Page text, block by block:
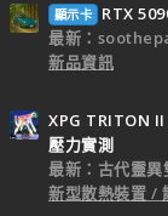
顯示卡
RTX
最新：
新品資訊
XPG TRITON II
壓力實測
最新：古代靈異
新型散熱裝置 /